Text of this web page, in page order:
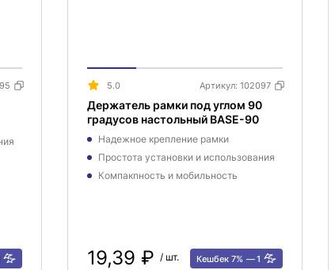
5.0 Артикул: 102097
Держатель рамки под углом 90
градусов настольный BASE-90
Надежное крепление рамки
Простота установки и использования
Компакnность и мобильность
19,39 ₽ / шт. Кешбек 7% 1